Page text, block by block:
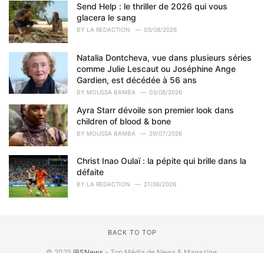
:
Send Help : le thriller de 2026 qui vous
glacera le sang
BY LA REDACTION 03/08/2026
Natalia Dontcheva, vue dans plusieurs séries
comme Julie Lescaut ou Joséphine Ange
Gardien, est décédée à 56 ans
BY MOUSSA BAMBA 03/08/2026
Ayra Starr dévoile son premier look dans
children of blood & bone
BY MOUSSA BAMBA 29/07/2026
Christ Inao Oulaï : la pépite qui brille dans la
défaite
BY LA REDACTION 21/06/2026
BACK TO TOP